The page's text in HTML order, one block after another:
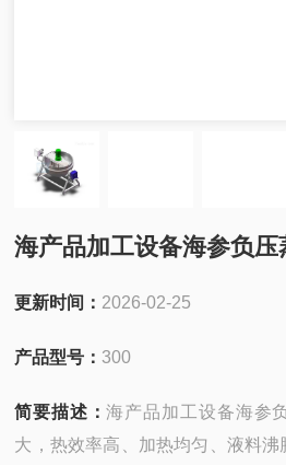
海产品加工设备海参负
更新时间： 2026-02-25
产品型号：300
简要描述：海产品加工设备海参
大，热效率高、加热均匀、液料